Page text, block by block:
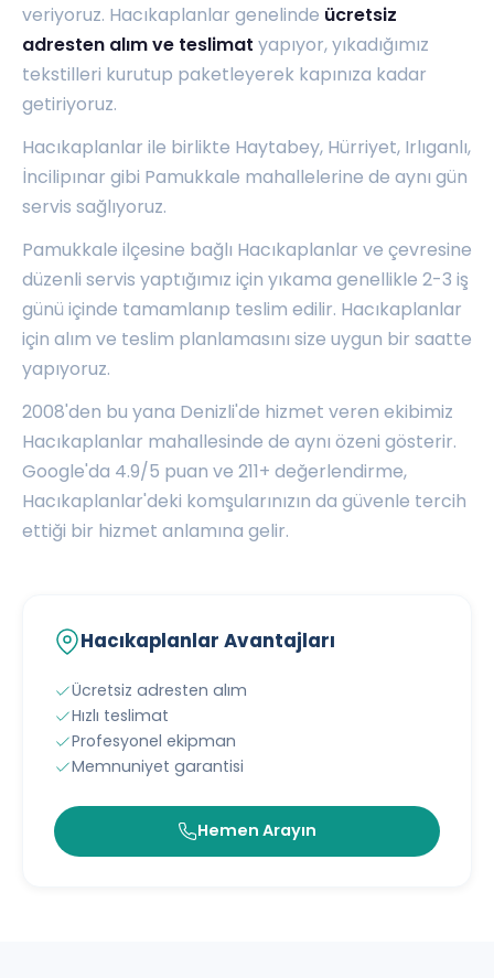
veriyoruz. Hacıkaplanlar genelinde ücretsiz
adresten alım ve teslimat yapıyor, yıkadığımız
tekstilleri kurutup paketleyerek kapınıza kadar
getiriyoruz.
Hacıkaplanlar ile birlikte Haytabey, Hürriyet, Irlıganlı,
İncilipınar gibi Pamukkale mahallelerine de aynı gün
servis sağlıyoruz.
Pamukkale ilçesine bağlı Hacıkaplanlar ve çevresine
düzenli servis yaptığımız için yıkama genellikle 2-3 iş
günü içinde tamamlanıp teslim edilir. Hacıkaplanlar
için alım ve teslim planlamasını size uygun bir saatte
yapıyoruz.
2008'den bu yana Denizli'de hizmet veren ekibimiz
Hacıkaplanlar mahallesinde de aynı özeni gösterir.
Google'da 4.9/5 puan ve 211+ değerlendirme,
Hacıkaplanlar'deki komşularınızın da güvenle tercih
ettiği bir hizmet anlamına gelir.
Hacıkaplanlar Avantajları
Ücretsiz adresten alım
Hızlı teslimat
Profesyonel ekipman
Memnuniyet garantisi
Hemen Arayın